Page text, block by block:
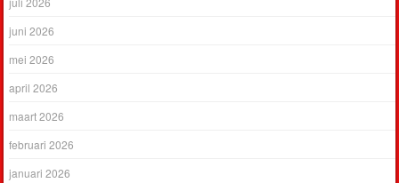
juni 2026
mei 2026
april 2026
maart 2026
februari 2026
januari 2026